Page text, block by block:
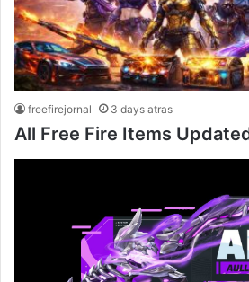
freefirejornal 3 days atras
All Free Fire Items